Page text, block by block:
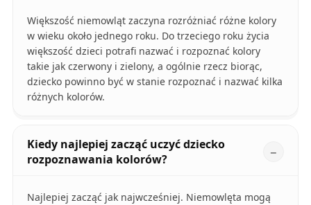
Większość niemowląt zaczyna rozróżniać różne kolory
w wieku około jednego roku. Do trzeciego roku życia
większość dzieci potrafi nazwać i rozpoznać kolory
takie jak czerwony i zielony, a ogólnie rzecz biorąc,
dziecko powinno być w stanie rozpoznać i nazwać kilka
różnych kolorów.
Kiedy najlepiej zacząć uczyć dziecko
rozpoznawania kolorów?
Najlepiej zacząć jak najwcześniej. Niemowlęta mogą